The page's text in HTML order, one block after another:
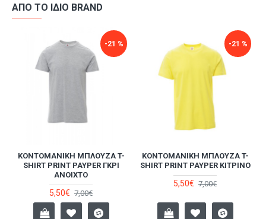
ΑΠΌ ΤΟ ΊΔΙΟ BRAND
-21 %
ΚΟΝΤΟΜΆΝΙΚΗ ΜΠΛΟΎΖΑ T-
SHIRT PRINT PAYPER ΓΚΡΙ
ΑΝΟΙΧΤΌ
5,50€ 7,00€
-21 %
ΚΟΝΤΟΜΆΝΙΚΗ ΜΠΛΟΎΖΑ T-
SHIRT PRINT PAYPER ΚΊΤΡΙΝΟ
5,50€ 7,00€